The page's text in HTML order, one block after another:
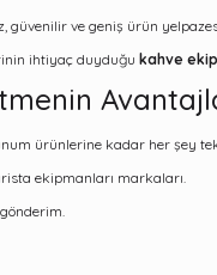
güvenilir ve geniş ürün
ihtiyaç duyduğu kahve
ürünlerine kadar her şey
ekipmanları markaları.